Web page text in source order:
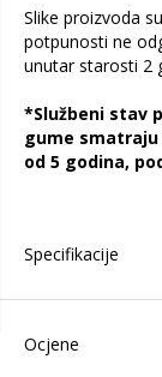
Slike proizvoda
potpunosti ne
unutar starosti 2
*Službeni stav
gume smatraju
od 5 godina,
Specifikacije
Ocjene